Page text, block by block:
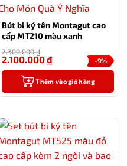
Bút bi ký tên Montagut cao
cấp MT210 màu xanh
2.300.000₫
-9%
2.100.000₫
Thêm vào giỏ hàng